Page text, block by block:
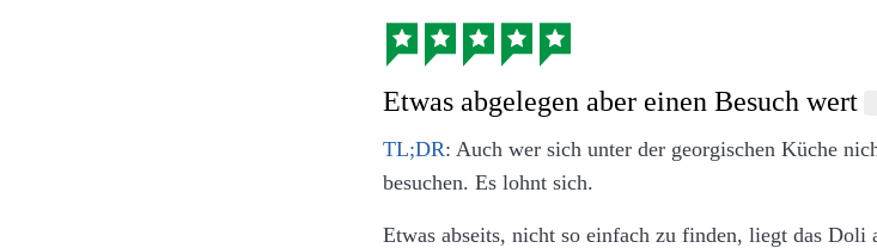
Etwas abgelegen aber einen Besuch wert
TL;DR: Auch wer sich unter der georgischen Küche
besuchen. Es lohnt sich.
Etwas abseits, nicht so einfach zu finden, liegt das